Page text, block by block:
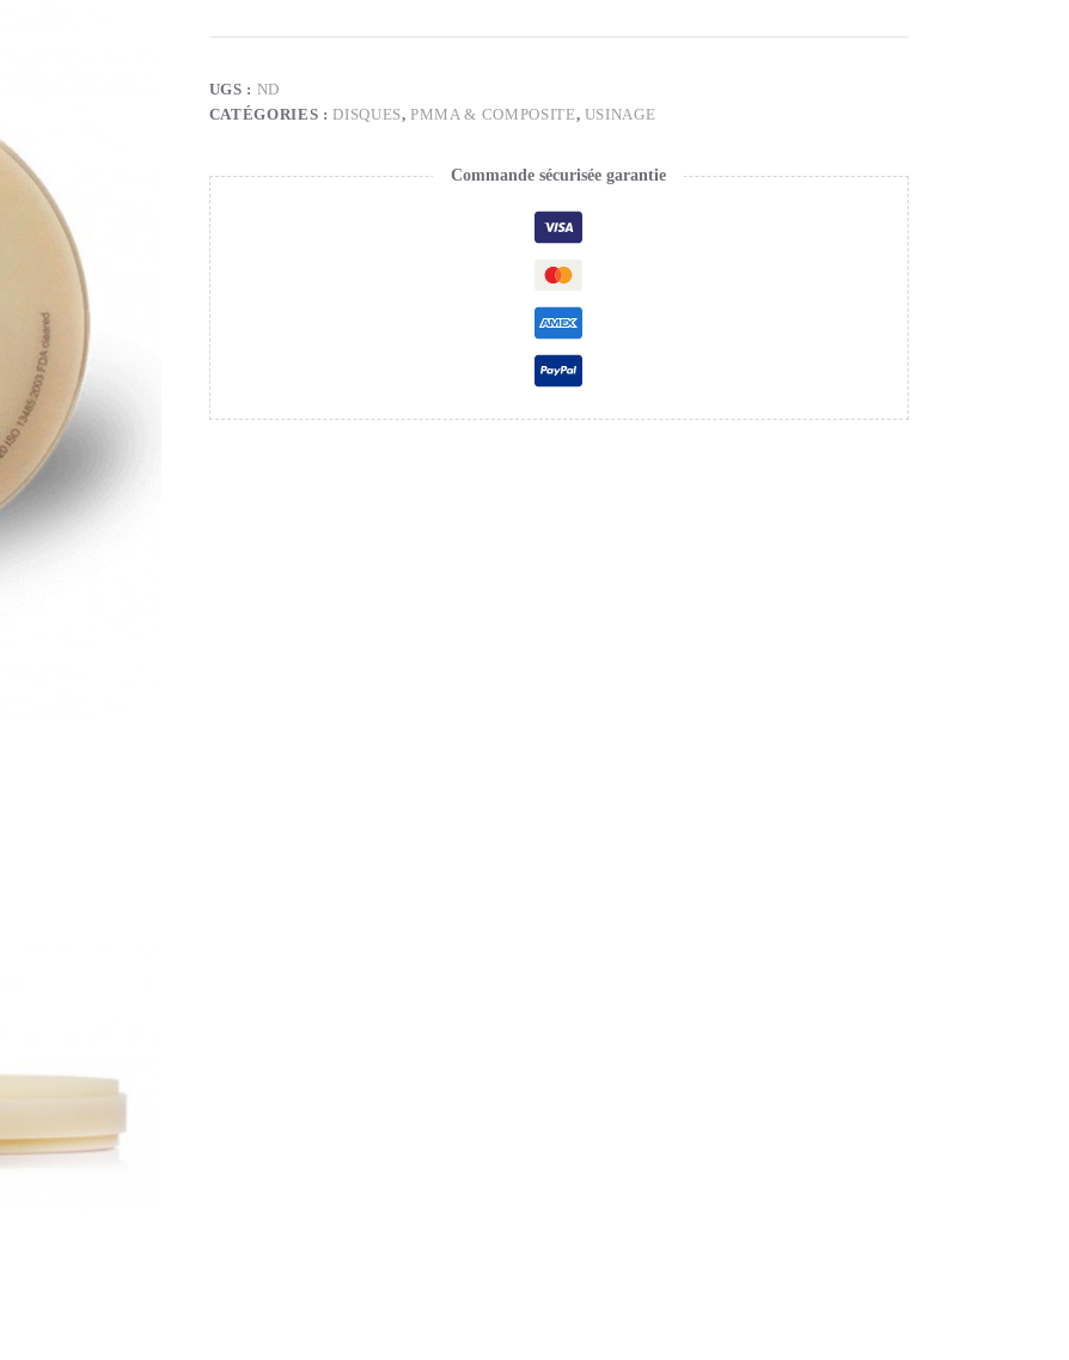
UGS : ND
CATÉGORIES :DISQUES,PMMA & COMPOSITE, USINAGE
Commande sécurisée garantie